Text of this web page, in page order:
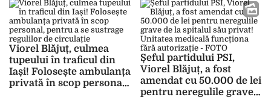
șeful Partidului Societății
Ieșene, încalcă legea în
mod flagrant – FOTO
spitalele pe care le
deține! Nici nu-i pasă de
viața pacienților – FOTO
Viorel Blăjuț, culmea
tupeului în traficul din
Iași! Folosește ambulanța
privată în scop personal,
Șeful partidului PSI,
Viorel Blăjuț, a fost
amendat cu 50.000 de lei
pentru neregulile grave